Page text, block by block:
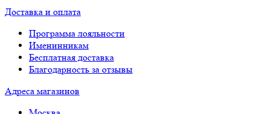
Доставка и оплата
Программа лояльности
Именинникам
Бесплатная доставка
Благодарность за отзывы
Адреса магазинов